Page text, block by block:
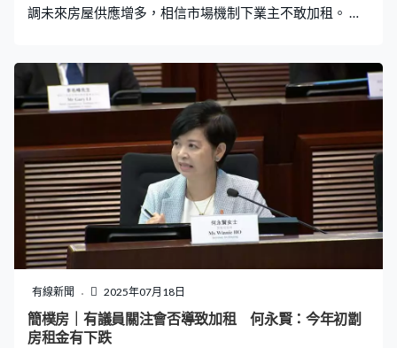
調未來房屋供應增多，相信市場機制下業主不敢加租。 政
萬個單位供應。立法會簡樸房條例法案委員會上，有議員
關注基層租戶租金負擔會否加重。狄志遠：「你就請食
飯，但『埋單』的是居民，整個簡樸房提升質素，政府沒
投入，很明顯成本就會轉嫁在小市民身上。」江玉歡：
「有沒有想過，平均劏房租金上升多少，因為計算到，如
果你說完全不加租，我想沒有人會信。」 房屋局局長何永
賢：「我們公營房屋已經大量興建，平均每年3萬個單位，
加上簡約公屋3萬個單位出現，當市場有供應，業主要搵人
租，所以一定在租金如果還加租，更加沒有人去租單位，
就是我們經常說市場本身做調節。」何永賢又說，會考慮
延長部分過渡性房屋及簡約公屋用地使用期限，協助有需
要的市民。 另外有議員希望政府在執修單位方面向業主提
供更多協助。梁文廣：「規格上的一些樣板，令到他們可
有線新聞 2025年07月18日
簡樸房｜有議員關注會否導致加租 何永賢：今年初劏
房租金有下跌